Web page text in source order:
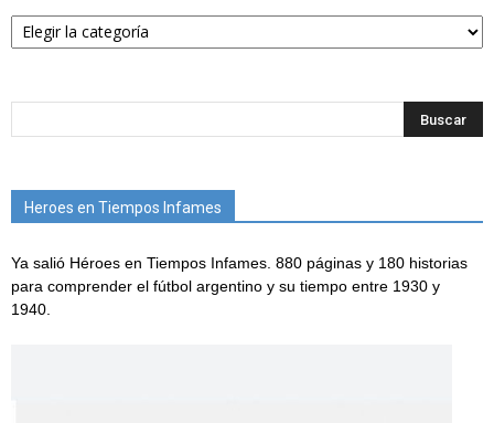
Categorías
Heroes en Tiempos Infames
Ya salió Héroes en Tiempos Infames. 880 páginas y 180 historias
para comprender el fútbol argentino y su tiempo entre 1930 y
1940.